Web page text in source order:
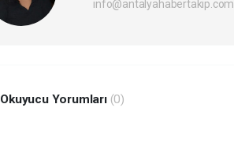
info@antalyahabertakip.com
Okuyucu Yorumları (0)